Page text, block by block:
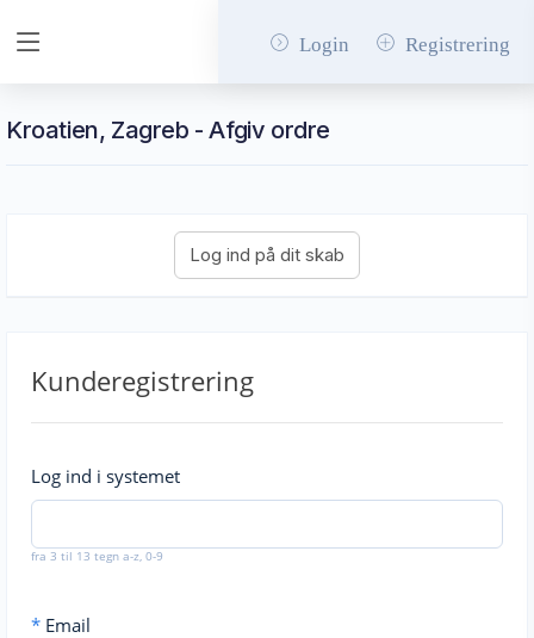
Login Registrering
Kroatien, Zagreb - Afgiv ordre
Kunderegistrering
Log ind i systemet
fra 3 til 13 tegn a-z, 0-9
* Email